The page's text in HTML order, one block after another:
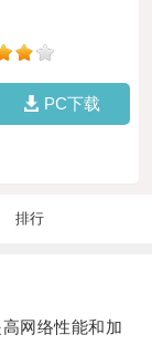
PC下载
排行
网络性能和加